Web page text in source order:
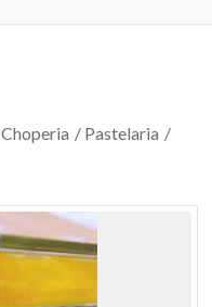
Choperia / Pastelaria /